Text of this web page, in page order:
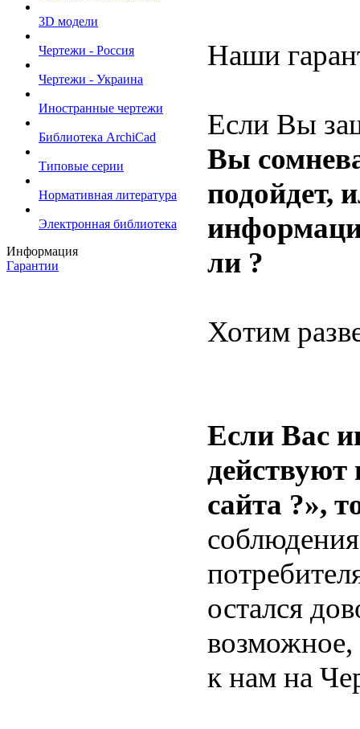
3D модели
Чертежи - Россия
Чертежи - Украина
Иностранные чертежи
Библиотека ArchiCad
Типовые серии
Нормативная литература
Электронная библиотека
Информация
Гарантии
Наши
Если Вы
Вы
подойдет,
ли ?
Хотим
Если Вас
сайта ?»,
остался
возможное,
к нам на